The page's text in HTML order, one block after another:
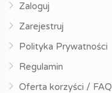
Zaloguj
Zarejestruj
Polityka Prywatności
Regulamin
Oferta korzyści / FAQ